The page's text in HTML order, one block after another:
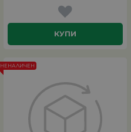
КУПИ
НЕНАЛИЧЕН